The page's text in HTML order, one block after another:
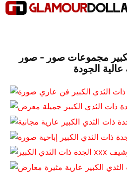
مجموعات صور - صور
عالية الجودة